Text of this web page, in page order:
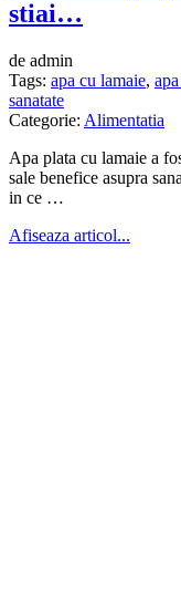
stiai…
de admin
Tags: apa cu lamaie,
sanatate
Categorie: Alimentatia
Apa plata cu lamaie a
sale benefice asupra
in ce …
Afiseaza articol...